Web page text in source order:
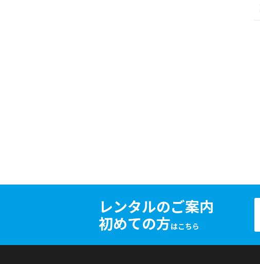
レンタルのご案内
初めての方はこちら